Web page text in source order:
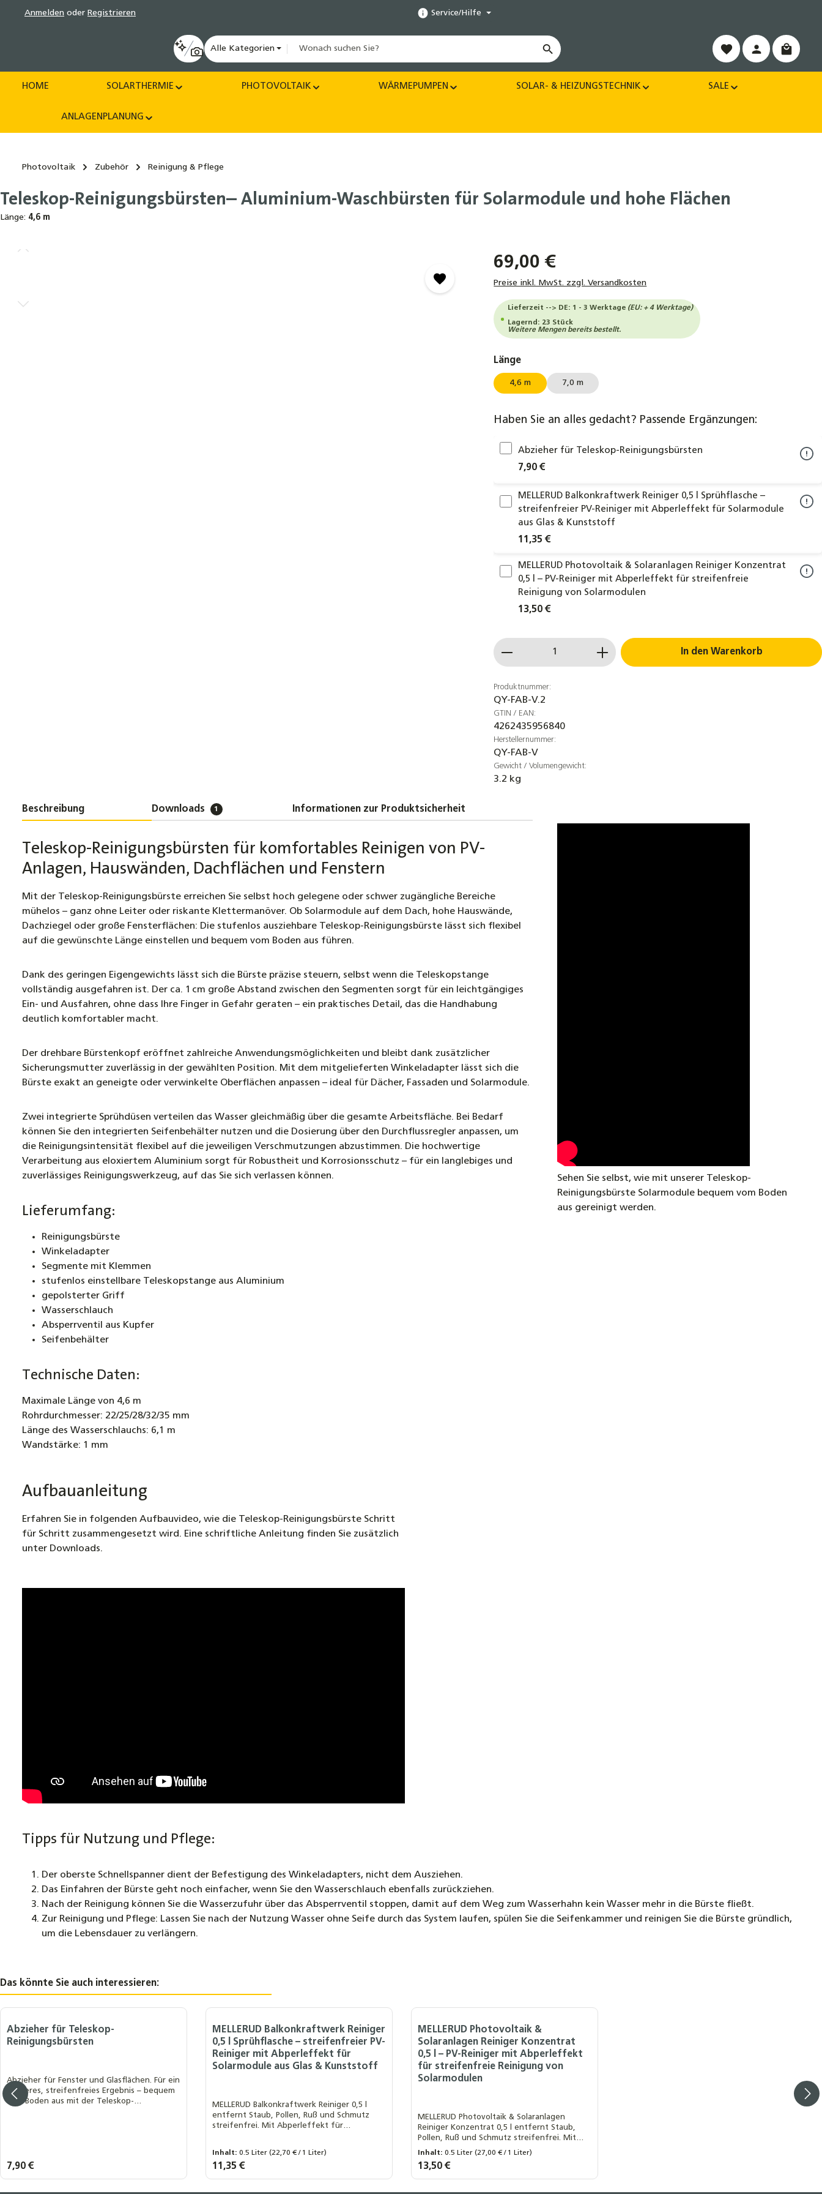
Zur Hauptnavigation springen
Anmelden oder Registrieren Service/Hilfe
Alle Kategorien
HOME SOLARTHERMIE PHOTOVOLTAIK WÄRMEPUMPEN SOLAR- & HEIZUNGSTECHNIK SALE
ANLAGENPLANUNG
Photovoltaik Zubehör Reinigung & Pflege
Teleskop-Reinigungsbürsten– Aluminium-Waschbürsten für Solarmodule und hohe Flächen
Länge: 4,6 m
69,00 €
Preise inkl. MwSt. zzgl. Versandkosten
Lieferzeit --> DE: 1 - 3 Werktage (EU: + 4 Werktage)
Lagernd: 23 Stück
Weitere Mengen bereits bestellt.
Längeauswählen
4,6 m 7,0 m
Haben Sie an alles gedacht? Passende Ergänzungen:
Abzieher für Teleskop-Reinigungsbürsten
7,90 €
MELLERUD Balkonkraftwerk Reiniger 0,5 l Sprühflasche –
streifenfreier PV-Reiniger mit Abperleffekt für Solarmodule
aus Glas & Kunststoff
11,35 €
MELLERUD Photovoltaik & Solaranlagen Reiniger Konzentrat
0,5 l – PV-Reiniger mit Abperleffekt für streifenfreie
Reinigung von Solarmodulen
13,50 €
Produkt Anzahl: Gib den gewünschten Wert
In den Warenkorb
Produktnummer:
QY-FAB-V.2
GTIN / EAN:
4262435956840
Herstellernummer:
QY-FAB-V
Gewicht / Volumengewicht:
3.2 kg
Beschreibung Downloads 1 Informationen zur Produktsicherheit
Teleskop-Reinigungsbürsten für komfortables Reinigen von PV-
Anlagen, Hauswänden, Dachflächen und Fenstern
Mit der Teleskop-Reinigungsbürste erreichen Sie selbst hoch gelegene oder schwer zugängliche Bereiche
mühelos – ganz ohne Leiter oder riskante Klettermanöver. Ob Solarmodule auf dem Dach, hohe Hauswände,
Dachziegel oder große Fensterflächen: Die stufenlos ausziehbare Teleskop-Reinigungsbürste lässt sich flexibel
auf die gewünschte Länge einstellen und bequem vom Boden aus führen.
Dank des geringen Eigengewichts lässt sich die Bürste präzise steuern, selbst wenn die Teleskopstange
vollständig ausgefahren ist. Der ca. 1 cm große Abstand zwischen den Segmenten sorgt für ein leichtgängiges
Ein- und Ausfahren, ohne dass Ihre Finger in Gefahr geraten – ein praktisches Detail, das die Handhabung
deutlich komfortabler macht.
Der drehbare Bürstenkopf eröffnet zahlreiche Anwendungsmöglichkeiten und bleibt dank zusätzlicher
Sicherungsmutter zuverlässig in der gewählten Position. Mit dem mitgelieferten Winkeladapter lässt sich die
Bürste exakt an geneigte oder verwinkelte Oberflächen anpassen – ideal für Dächer, Fassaden und Solarmodule.
Zwei integrierte Sprühdüsen verteilen das Wasser gleichmäßig über die gesamte Arbeitsfläche. Bei Bedarf
können Sie den integrierten Seifenbehälter nutzen und die Dosierung über den Durchflussregler anpassen, um
die Reinigungsintensität flexibel auf die jeweiligen Verschmutzungen abzustimmen. Die hochwertige
Verarbeitung aus eloxiertem Aluminium sorgt für Robustheit und Korrosionsschutz – für ein langlebiges und
zuverlässiges Reinigungswerkzeug, auf das Sie sich verlassen können.
Lieferumfang:
Reinigungsbürste
Winkeladapter
Segmente mit Klemmen
stufenlos einstellbare Teleskopstange aus Aluminium
gepolsterter Griff
Wasserschlauch
Absperrventil aus Kupfer
Seifenbehälter
Technische Daten:
Maximale Länge von 4,6 m
Rohrdurchmesser: 22/25/28/32/35 mm
Länge des Wasserschlauchs: 6,1 m
Wandstärke: 1 mm
Sehen Sie selbst, wie mit unserer Teleskop-
Reinigungsbürste Solarmodule bequem vom Boden
aus gereinigt werden.
Aufbauanleitung
Erfahren Sie in folgenden Aufbauvideo, wie die Teleskop-Reinigungsbürste Schritt
für Schritt zusammengesetzt wird. Eine schriftliche Anleitung finden Sie zusätzlich
unter Downloads.
Tipps für Nutzung und Pflege:
Der oberste Schnellspanner dient der Befestigung des Winkeladapters, nicht dem Ausziehen.
Das Einfahren der Bürste geht noch einfacher, wenn Sie den Wasserschlauch ebenfalls zurückziehen.
Nach der Reinigung können Sie die Wasserzufuhr über das Absperrventil stoppen, damit auf dem Weg zum Wasserhahn kein Wasser mehr in die Bürste fließt.
Zur Reinigung und Pflege: Lassen Sie nach der Nutzung Wasser ohne Seife durch das System laufen, spülen Sie die Seifenkammer und reinigen Sie die Bürste gründlich,
um die Lebensdauer zu verlängern.
Das könnte Sie auch interessieren:
Abzieher für Teleskop-
Reinigungsbürsten
Abzieher für Fenster und Glasflächen. Für ein
sauberes, streifenfreies Ergebnis – bequem
vom Boden aus mit der Teleskop-
Regulärer Preis:
7,90 €
MELLERUD Balkonkraftwerk Reiniger
0,5 l Sprühflasche – streifenfreier PV-
Reiniger mit Abperleffekt für
Solarmodule aus Glas & Kunststoff
MELLERUD Balkonkraftwerk Reiniger 0,5 l
entfernt Staub, Pollen, Ruß und Schmutz
streifenfrei. Mit Abperleffekt für
Inhalt:0.5 Liter(22,70 € / 1 Liter)
Regulärer Preis:
11,35 €
MELLERUD Photovoltaik &
Solaranlagen Reiniger Konzentrat
0,5 l – PV-Reiniger mit Abperleffekt
für streifenfreie Reinigung von
Solarmodulen
MELLERUD Photovoltaik & Solaranlagen
Reiniger Konzentrat 0,5 l entfernt Staub,
Pollen, Ruß und Schmutz streifenfrei. Mit
Abperleffekt für langanhaltenden Schutz
Inhalt:0.5 Liter(27,00 € / 1 Liter)
Regulärer Preis:
13,50 €